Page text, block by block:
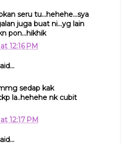
seru tu...hehehe...sya
juga buat ni...yg lain
pon...hikhik
12:16 PM
sedap kak
la..hehehe nk cubit
12:17 PM